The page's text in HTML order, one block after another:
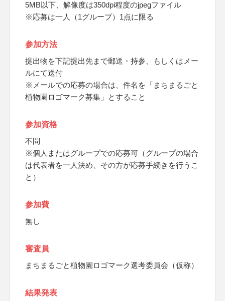
5MB以下、解像度は350dpi程度のjpegファイル
※応募は一人（1グループ）1点に限る
参加方法
提出物を下記提出先まで郵送・持参、もしくはメー
ルにて送付
※メールでの応募の場合は、件名を「まちまるごと
植物園ロゴマーク募集」とすること
参加資格
不問
※個人またはグループでの応募可（グループの場合
は代表者を一人決め、その方が応募手続きを行うこ
と）
参加費
無し
審査員
まちまるごと植物園ロゴマーク選考委員会（仮称）
結果発表